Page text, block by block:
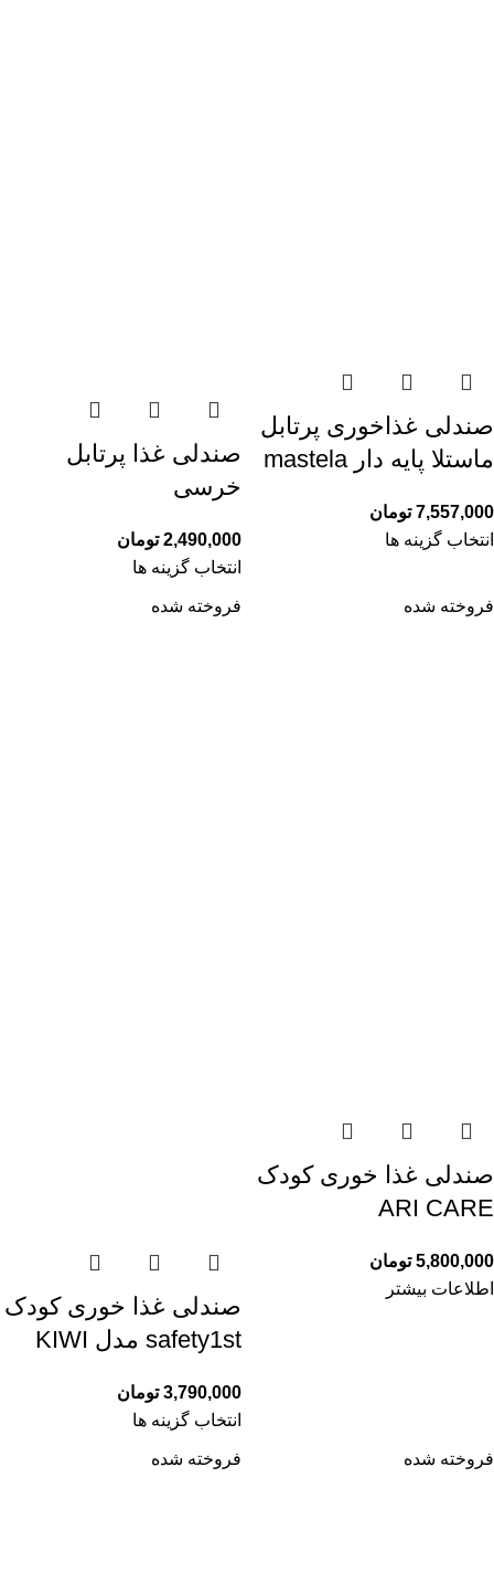
صندلی غذاخوری پرتابل
ماستلا پایه دار mastela
7,557,000 تومان
انتخاب گزینه ها
صندلی غذا پرتابل
خرسی
2,490,000 تومان
انتخاب گزینه ها
فروخته شده
صندلی غذا خوری کودک
ARI CARE
5,800,000 تومان
اطلاعات بیشتر
فروخته شده
صندلی غذا خوری کودک
safety1st مدل KIWI
3,790,000 تومان
انتخاب گزینه ها
فروخته شده فروخته شده